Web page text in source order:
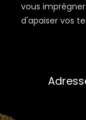
vous
d'apaiser vos